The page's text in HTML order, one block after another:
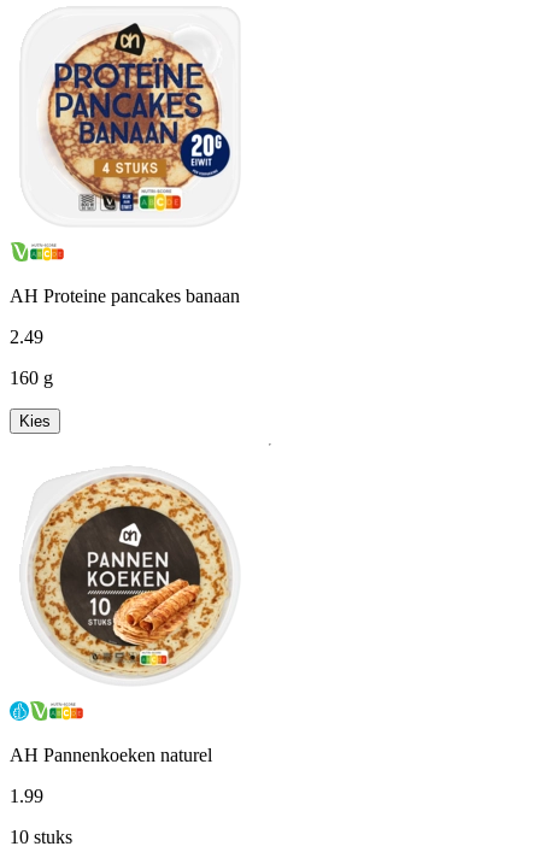
AH Proteine pancakes banaan
2.49
160 g
Kies
AH Pannenkoeken naturel
1 .99
10 stuks